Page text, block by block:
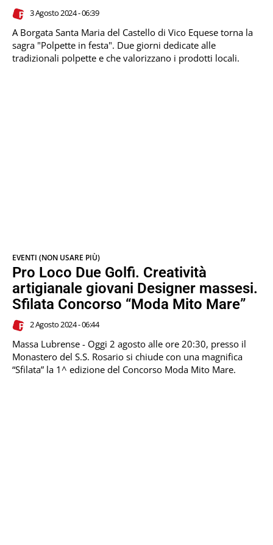
3 Agosto 2024 - 06:39
A Borgata Santa Maria del Castello di Vico Equese torna la
sagra "Polpette in festa". Due giorni dedicate alle
tradizionali polpette e che valorizzano i prodotti locali.
EVENTI (NON USARE PIÙ)
Pro Loco Due Golfi. Creatività
artigianale giovani Designer massesi.
Sfilata Concorso “Moda Mito Mare”
2 Agosto 2024 - 06:44
Massa Lubrense - Oggi 2 agosto alle ore 20:30, presso il
Monastero del S.S. Rosario si chiude con una magnifica
“Sfilata” la 1^ edizione del Concorso Moda Mito Mare.